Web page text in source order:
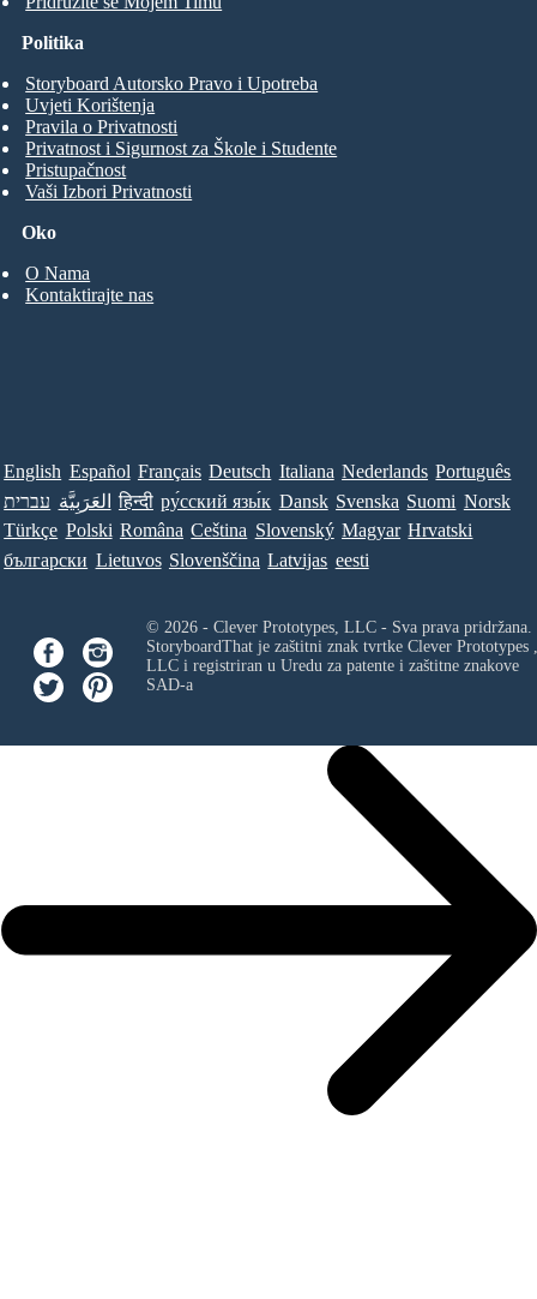
Oko
O Nama
Kontaktirajte nas
Politika
Storyboard Autorsko Pravo i Upotreba
Uvjeti Korištenja
Pravila o Privatnosti
Privatnost i Sigurnost za Škole i Studente
Pristupačnost
Vaši Izbori Privatnosti
English Español Français Deutsch Italiana Nederlands Português
עברית العَرَبِيَّة हिन्दी ру́сский язы́к Dansk Svenska Suomi Norsk
Türkçe Polski Româna Ceština Slovenský Magyar Hrvatski
български Lietuvos Slovenščina Latvijas eesti
© 2026 - Clever Prototypes, LLC - Sva prava pridržana.
StoryboardThat je zaštitni znak tvrtke Clever Prototypes ,
LLCi registriran u Uredu za patente i zaštitne znakove
SAD-a